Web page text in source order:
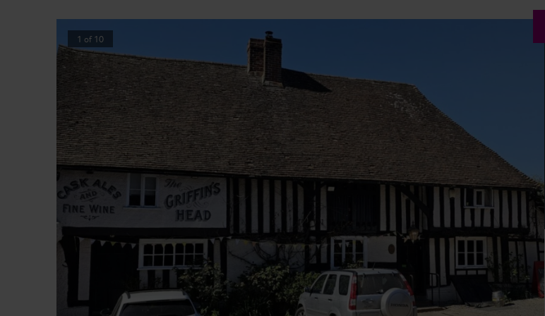
1 of 10